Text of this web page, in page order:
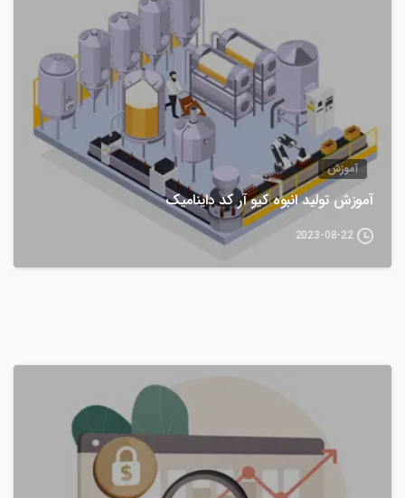
آموزش
آموزش تولید انبوه کیو آر کد داینامیک
2023-08-22